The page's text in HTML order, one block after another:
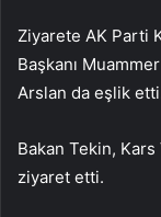
Ziyarete AK Parti
Başkanı
Arslan da eşlik
Bakan Tekin,
ziyaret etti.